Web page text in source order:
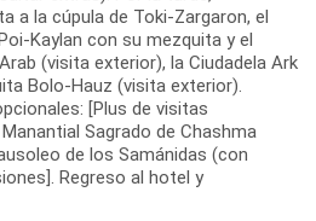
a la cúpula de Toki-Zargaron, el
Kaylan con su mezquita y el
(visita exterior), la Ciudadela Ark
Bolo-Hauz (visita exterior).
[Plus de visitas
Sagrado de Chashma
de los Samánidas (con
Regreso al hotel y